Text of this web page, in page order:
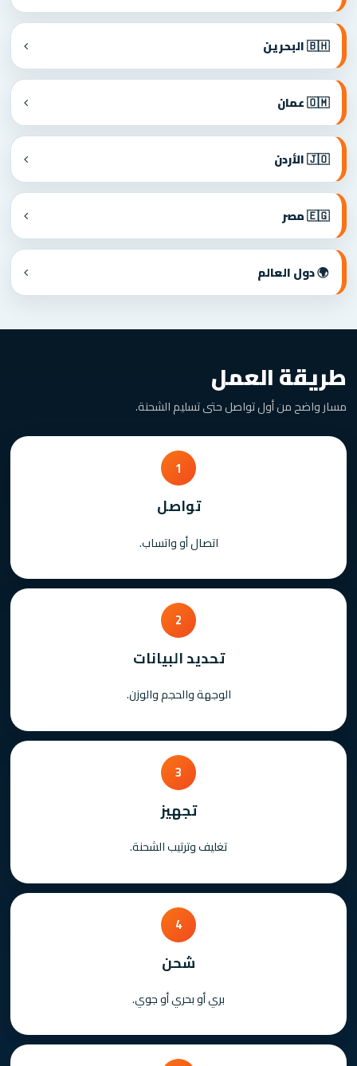
🇧🇭 البحرين
🇴🇲 عمان
🇯🇴 الأردن
🇪🇬 مصر
🌍 دول العالم
طريقة العمل
مسار واضح من أول تواصل حتى تسليم الشحنة.
1
تواصل
اتصال أو واتساب.
2
تحديد البيانات
الوجهة والحجم والوزن.
3
تجهيز
تغليف وترتيب الشحنة.
4
شحن
بري أو بحري أو جوي.